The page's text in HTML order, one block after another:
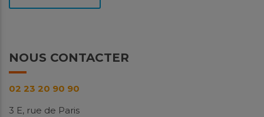
NOUS CONTACTER
02 23 20 90 90
3 E, rue de Paris